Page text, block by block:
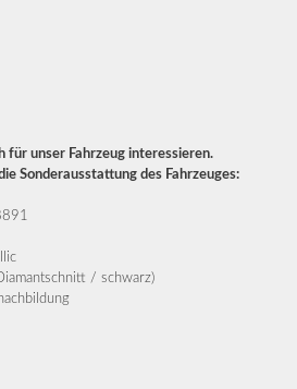
für unser Fahrzeug interessieren.
Sonderausstattung des Fahrzeuges:
/ schwarz)